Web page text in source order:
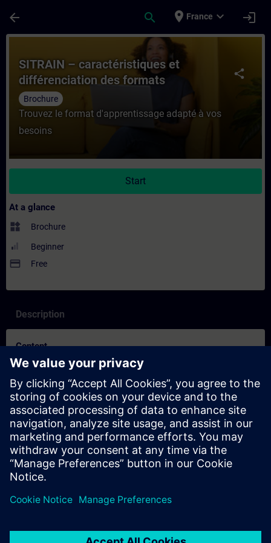
arrow_back search place France expand_more login
Course - SITRAIN – caractéristiques et
share
SITRAIN – caractéristiques et
différenciation des formats
d’apprentissage
Brochure
Trouvez le format d'apprentissage adapté à vos
besoins
Start
At a glance
widgets Brochure
Beginner
payment Free
Description
Content
SITRAIN – Characteristics and differentiation of the learning